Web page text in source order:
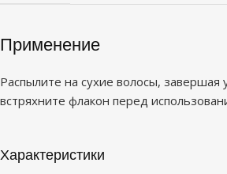
Применение
Распылите на сухие волосы, завершая
встряхните флакон перед
Характеристики